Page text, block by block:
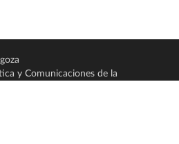
y Comunicaciones de la